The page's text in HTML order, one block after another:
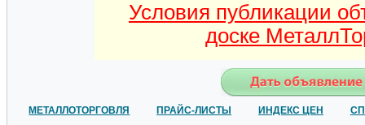
Условия публикации
доске
МЕТАЛЛОТОРГОВЛЯ ПРАЙС-ЛИСТЫ ИНДЕКС ЦЕН